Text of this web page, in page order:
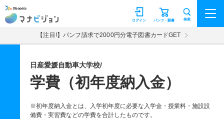
マナビジョン パンフ・願書
ログイン 検索
【注目!】パンフ請求で2000円分電子図書カードGET
日産愛媛自動車大学校/
学費（初年度納入金）
※初年度納入金とは、入学初年度に必要な入学金・授業料・施設設
備費・実習費などの学費を合計したものです。